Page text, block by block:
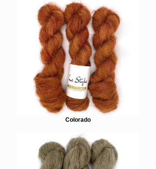
Colorado